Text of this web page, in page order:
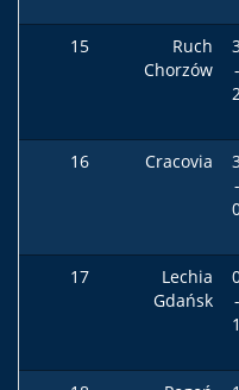
15
Ruch
Chorzów
-
16 Cracovia
-
17
Lechia
Gdańsk
-
1